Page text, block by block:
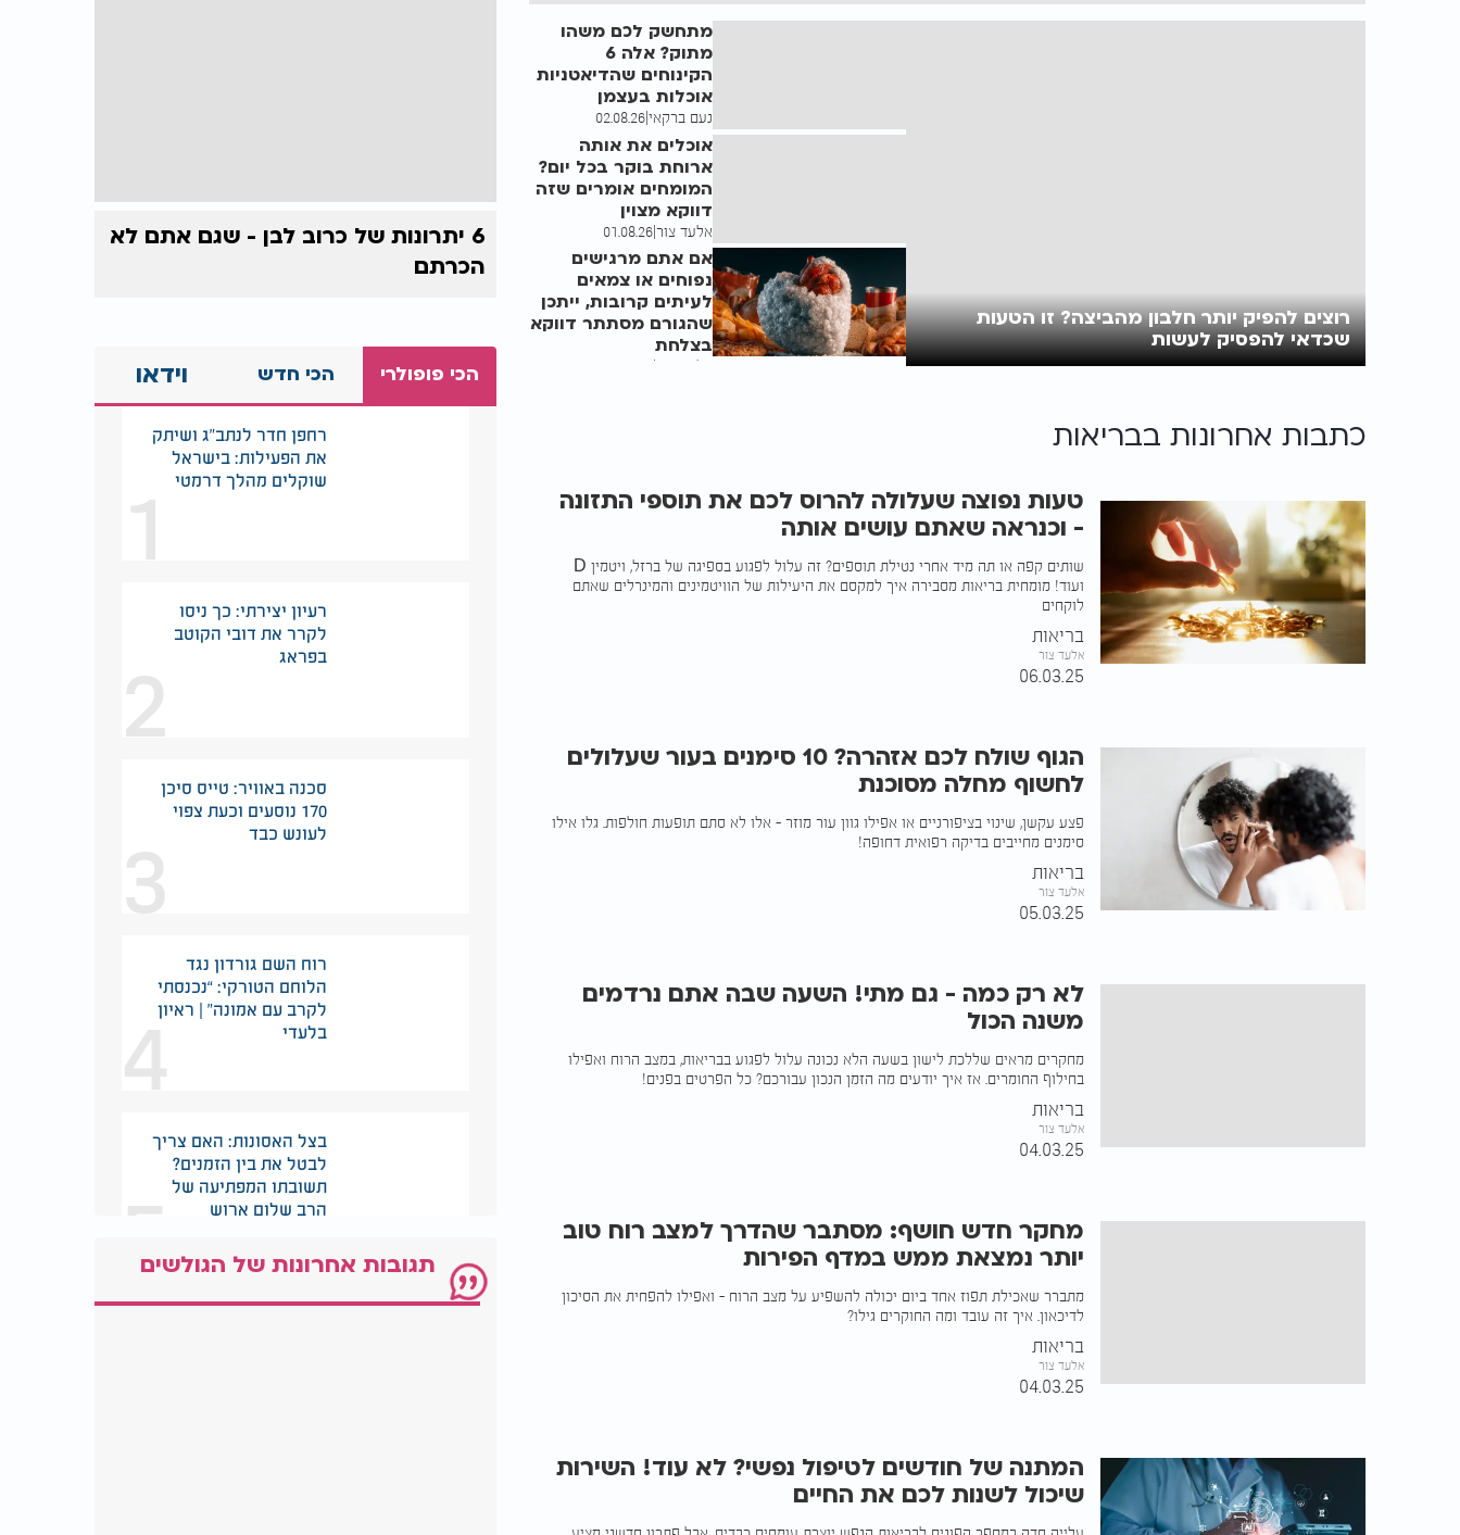
רוצים להפיק יותר חלבון מהביצה? זו הטעות
שכדאי להפסיק לעשות
מתחשק לכם משהו
מתוק? אלה 6
הקינוחים שהדיאטניות
אוכלות בעצמן
נעם ברקאי|
02.08.26
אוכלים את אותה
ארוחת בוקר בכל יום?
המומחים אומרים שזה
דווקא מצוין
אלעד צור|
01.08.26
אם אתם מרגישים
נפוחים או צמאים
לעיתים קרובות, ייתכן
שהגורם מסתתר דווקא
בצלחת
אלעד צור |
כתבות אחרונות בבריאות
טעות נפוצה שעלולה להרוס לכם את תוספי התזונה
- וכנראה שאתם עושים אותה
שותים קפה או תה מיד אחרי נטילת תוספים? זה עלול לפגוע בספיגה של ברזל, ויטמין D
ועוד! מומחית בריאות מסבירה איך למקסם את היעילות של הוויטמינים והמינרלים שאתם
לוקחים
בריאות
אלעד צור
06.03.25
הגוף שולח לכם אזהרה? 10 סימנים בעור שעלולים
לחשוף מחלה מסוכנת
פצע עקשן, שינוי בציפורניים או אפילו גוון עור מוזר - אלו לא סתם תופעות חולפות. גלו אילו
סימנים מחייבים בדיקה רפואית דחופה!
בריאות
אלעד צור
05.03.25
לא רק כמה - גם מתי! השעה שבה אתם נרדמים
משנה הכול
מחקרים מראים שללכת לישון בשעה הלא נכונה עלול לפגוע בבריאות, במצב הרוח ואפילו
בחילוף החומרים. אז איך יודעים מה הזמן הנכון עבורכם? כל הפרטים בפנים!
בריאות
אלעד צור
04.03.25
מחקר חדש חושף: מסתבר שהדרך למצב רוח טוב
יותר נמצאת ממש במדף הפירות
מתברר שאכילת תפוז אחד ביום יכולה להשפיע על מצב הרוח - ואפילו להפחית את הסיכון
לדיכאון. איך זה עובד ומה החוקרים גילו?
בריאות
אלעד צור
04.03.25
המתנה של חודשים לטיפול נפשי? לא עוד! השירות
שיכול לשנות לכם את החיים
6 יתרונות של כרוב לבן - שגם אתם לא
הכרתם
הכי פופולרי הכי חדש וידאו
1
רחפן חדר לנתב"ג ושיתק
את הפעילות: בישראל
שוקלים מהלך דרמטי
2
רעיון יצירתי: כך ניסו
לקרר את דובי הקוטב
בפראג
3
סכנה באוויר: טייס סיכן
170 נוסעים וכעת צפוי
לעונש כבד
4
רוח השם גורדון נגד
הלוחם הטורקי: “נכנסתי
לקרב עם אמונה” | ראיון
בלעדי
5
בצל האסונות: האם צריך
לבטל את בין הזמנים?
תשובתו המפתיעה של
הרב שלום ארוש
תגובות אחרונות של הגולשים